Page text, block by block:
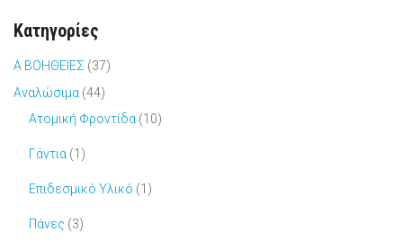
Κατηγορίες
Α ΒΟΗΘΕΙΕΣ (37)
Αναλώσιμα (44)
Ατομική Φροντίδα (10)
Γάντια (1)
Επιδεσμικό Υλικό (1)
Πάνες (3)